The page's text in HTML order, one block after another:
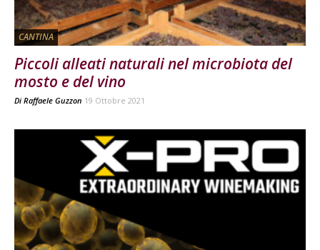
CANTINA
Piccoli alleati naturali nel microbiota del
mosto e del vino
Di Raffaele Guzzon 19 Ottobre 2021